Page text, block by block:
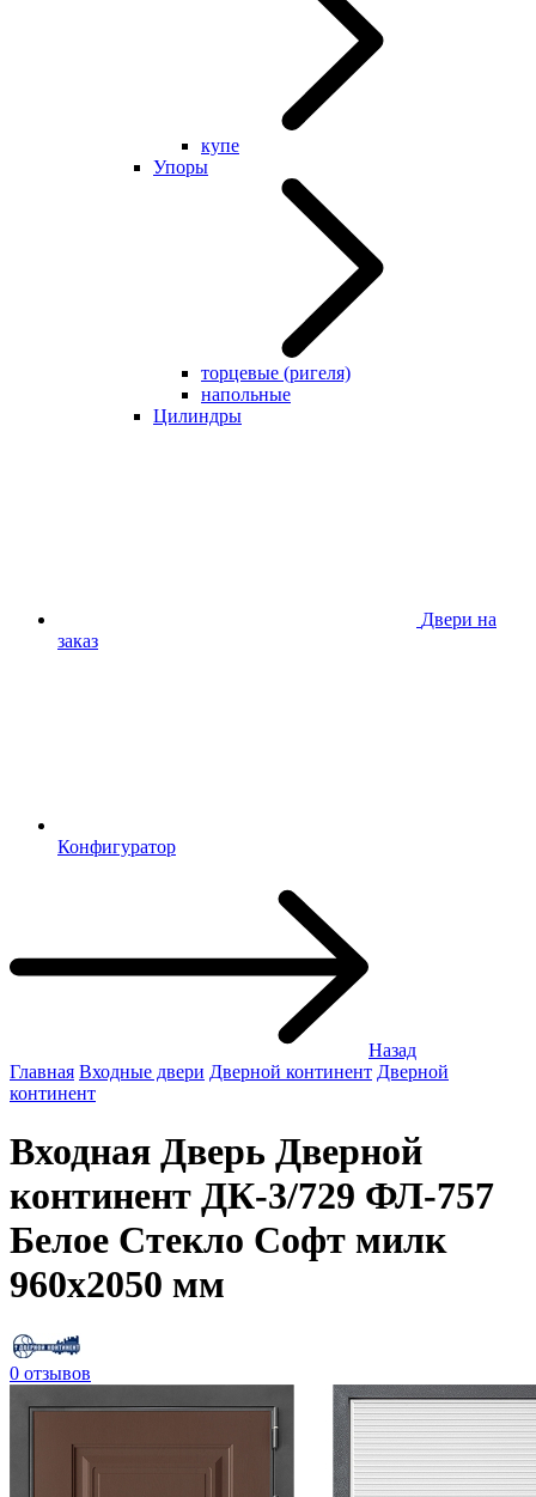
купе
Упоры
торцевые (ригеля)
напольные
Цилиндры
Двери на
заказ
Конфигуратор
Назад
Главная Входные двери Дверной континент Дверной
континент
Входная Дверь Дверной
континент ДК-3/729 ФЛ-757
Белое Стекло Софт милк
960x2050 мм
0 отзывов